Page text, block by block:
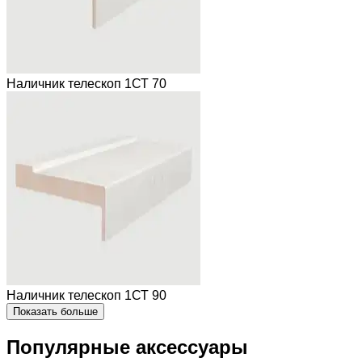
Наличник телескоп 1СТ 70
Наличник телескоп 1СТ 90
Показать больше
Популярные аксессуары